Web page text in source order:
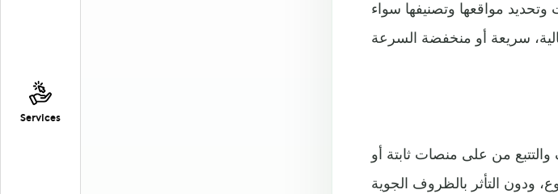
Services
مواقعها وتصنيفها سواء
من على منصات ثابتة أو